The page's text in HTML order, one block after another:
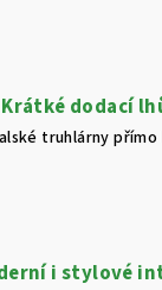
v
ý
p
Krátké dodací
truhlárny přímo
i stylové